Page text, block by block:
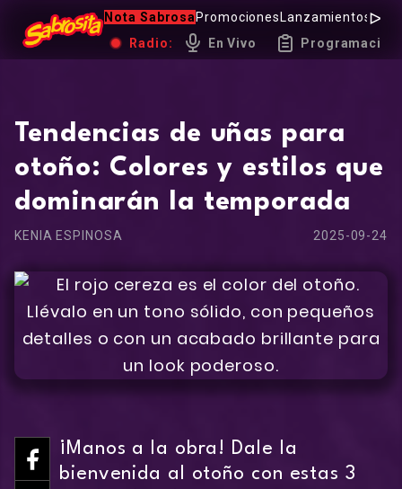
Nota Sabrosa Promociones LanzamientosHot
Radio:
En Vivo Programación
Tendencias de uñas para
otoño: Colores y estilos que
dominarán la temporada
KENIA ESPINOSA 2025-09-24
¡Manos a la obra! Dale la
bienvenida al otoño con estas 3